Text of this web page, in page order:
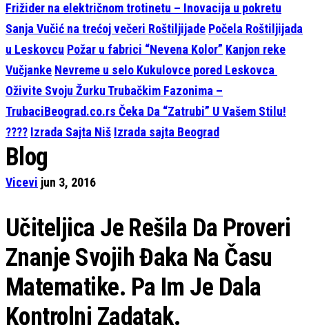
Frižider na električnom trotinetu – Inovacija u pokretu
Sanja Vučić na trećoj večeri Roštiljijade Počela Roštiljijada
u Leskovcu Požar u fabrici “Nevena Kolor” Kanjon reke
Vučjanke Nevreme u selo Kukulovce pored Leskovca
Oživite Svoju Žurku Trubačkim Fazonima –
TrubaciBeograd.co.rs Čeka Da “Zatrubi” U Vašem Stilu!
???? Izrada Sajta Niš Izrada sajta Beograd
Blog
Vicevi jun 3, 2016
Učiteljica Je Rešila Da Proveri
Znanje Svojih Đaka Na Času
Matematike. Pa Im Je Dala
Kontrolni Zadatak.